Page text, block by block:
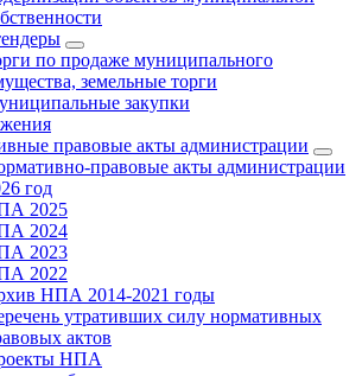
по продаже муниципального
земельные торги
закупки
правовые акты администрации
правовые акты администрации
год
2025
2024
2023
2022
НПА 2014-2021 годы
утративших силу нормативных
актов
НПА